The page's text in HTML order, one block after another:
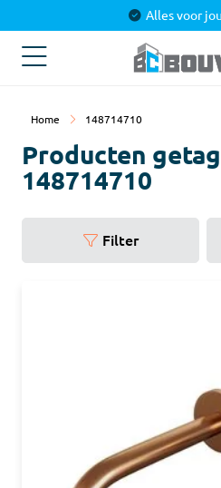
Alles voor
Home 148714710
Producten
148714710
Filter